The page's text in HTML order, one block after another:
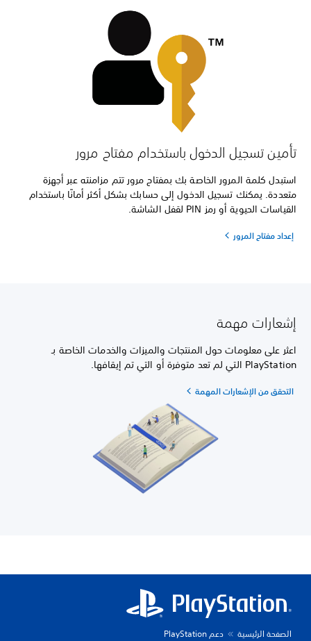
تأمين تسجيل الدخول باستخدام مفتاح مرور
استبدل كلمة المرور الخاصة بك بمفتاح مرور تتم مزامنته عبر أجهزة
متعددة. يمكنك تسجيل الدخول إلى حسابك بشكل أكثر أمانًا باستخدام
القياسات الحيوية أو رمز PIN لقفل الشاشة.
إعداد مفتاح المرور
إشعارات مهمة
اعثر على معلومات حول المنتجات والميزات والخدمات الخاصة بـ
PlayStation التي لم تعد متوفرة أو التي تم إيقافها.
التحقق من الإشعارات المهمة
الصفحة الرئيسية دعم PlayStation